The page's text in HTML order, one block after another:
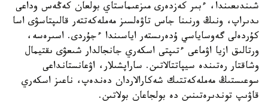
شىندىعىندا، ءبىر كەزدەرى مىزعىماستاي بولعان كەڭەس وداعى
ىدىراپ، ونىڭ ورنىنا جاس تاۋەلسىز مەملەكەتتەر قالىپتاسۋى اسا
كۇردەلى گەوساياسي ۇدەرىستەر اياسىندا ءجۇردى. اسىرەسە،
ورتالىق ازيا اۋماعى ءتىپتى اسكەري جانجالدار شىعۋى ىقتيمال
وشاقتار رەتىندە سيپاتتالاتىن. ساراپشىلار، اۋعانستانداعى
سوعىستىڭ مەملەكەتتىك شەكارالاردان دەندەپ، ناعىز اسكەري
قاۋىپ توندىرەتىنىن دە بولجاعان بولاتىن.